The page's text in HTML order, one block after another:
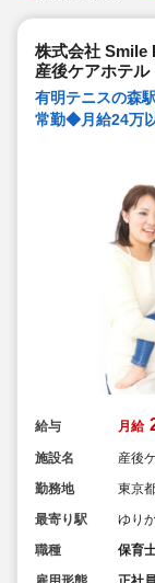
株式会社 Smile
産後ケアホテ
有明テニスの森
常勤◆月給24万
給与 月給
施設名
産後
勤務地
東京
最寄り駅
ゆり
職種
保育